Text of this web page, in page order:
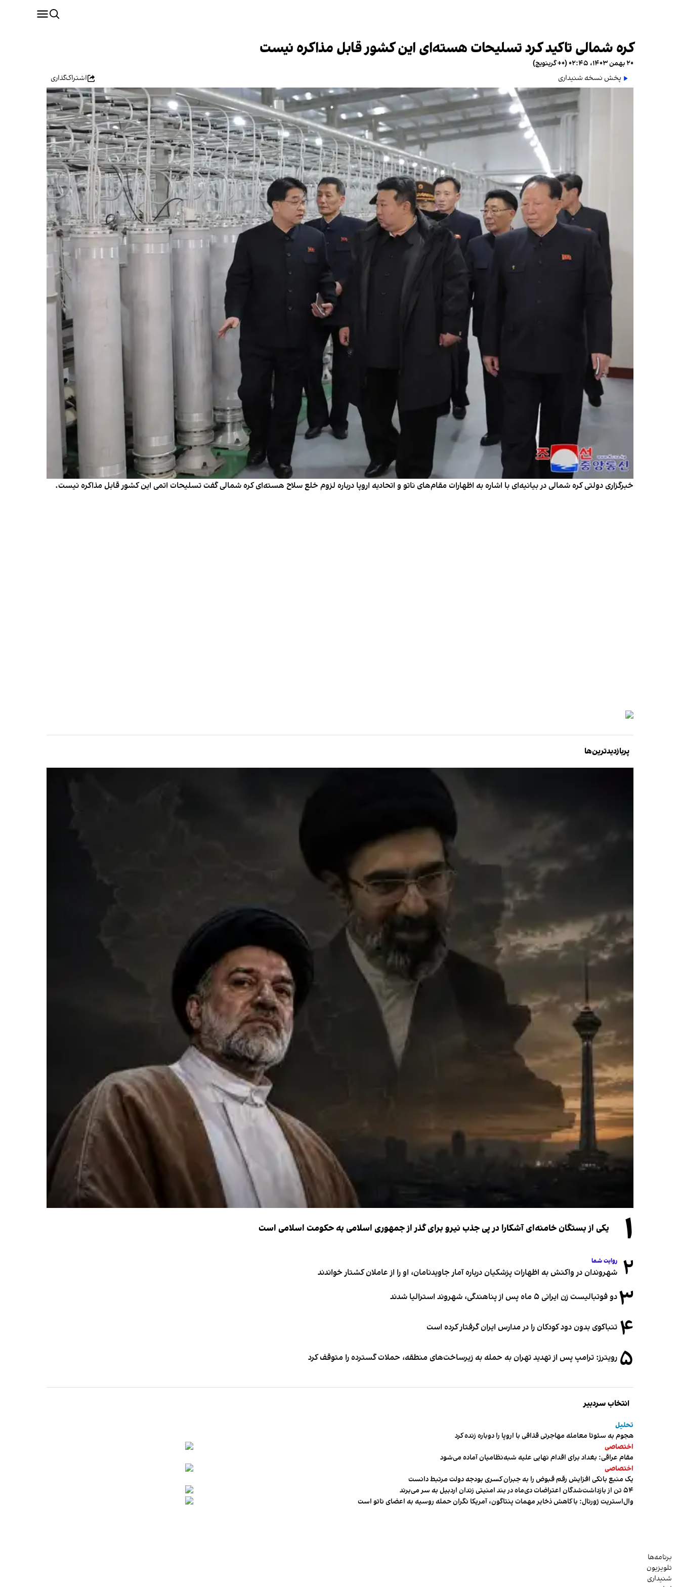
کره شمالی تاکید کرد تسلیحات هسته‌ای این کشور قابل مذاکره نیست
۲۰ بهمن ۱۴۰۳، ۰۲:۴۵ (‎+۰ گرینویچ)
پخش نسخه شنیداری
اشتراک‌گذاری
خبرگزاری دولتی کره شمالی در بیانیه‌ای با اشاره به اظهارات مقام‌های ناتو و اتحادیه اروپا درباره لزوم خلع سلاح هسته‌ای کره شمالی گفت تسلیحات اتمی این کشور قابل مذاکره نیست.
پربازدیدترین‌ها
۱ یکی از بستگان خامنه‌ای آشکارا در پی جذب نیرو برای گذر از جمهوری اسلامی به حکومت اسلامی است
۲ روایت شما
شهروندان در واکنش به اظهارات پزشکیان درباره آمار جاویدنامان، او را از عاملان کشتار خواندند
۳دو فوتبالیست زن ایرانی ۵ ماه پس از پناهندگی، شهروند استرالیا شدند
۴ تنباکوی بدون دود کودکان را در مدارس ایران گرفتار کرده است
۵ رویترز: ترامپ پس از تهدید تهران به حمله به زیرساخت‌های منطقه، حملات گسترده را متوقف کرد
انتخاب سردبیر
تحلیل
هجوم به سئوتا معامله مهاجرتی قذافی با اروپا را دوباره زنده کرد
اختصاصی
مقام عراقی: بغداد برای اقدام نهایی علیه شبه‌نظامیان آماده می‌شود
اختصاصی
یک منبع بانکی افزایش رقم قبوض را به جبران کسری بودجه دولت مرتبط دانست
۵۴ تن از بازداشت‌شدگان اعتراضات دی‌ماه در بند امنیتی زندان اردبیل به سر می‌برند
وال‌استریت ژورنال: با کاهش ذخایر مهمات پنتاگون، آمریکا نگران حمله روسیه به اعضای ناتو‌ است
برنامه‌ها
تلویزیون
شنیداری